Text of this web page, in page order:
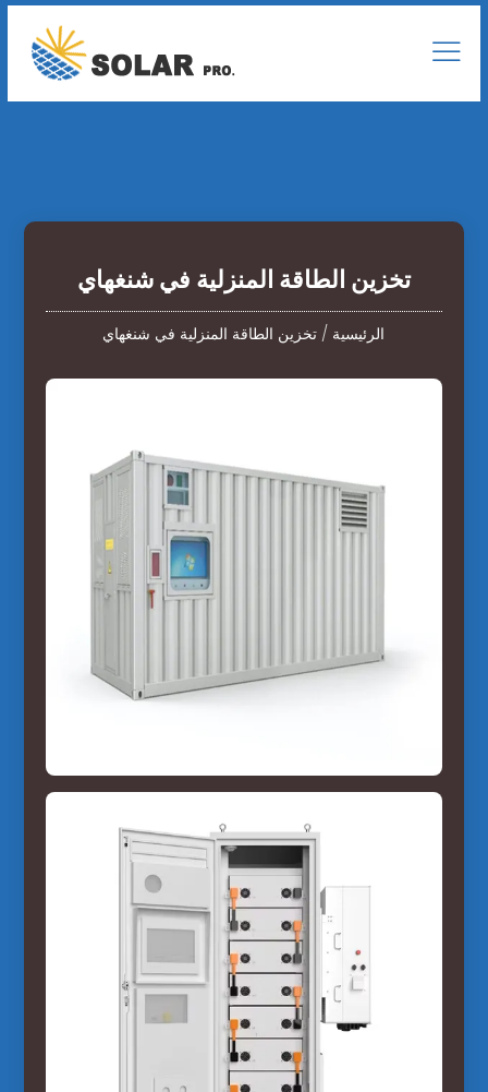
تخزين الطاقة المنزلية في شنغهاي
الرئيسية / تخزين الطاقة المنزلية في شنغهاي